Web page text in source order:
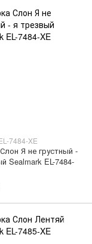
7484-XE
Я не грустный -
Sealmark EL-7484-